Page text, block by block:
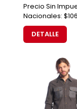
Precio Sin
Nacionales:
DETALLE